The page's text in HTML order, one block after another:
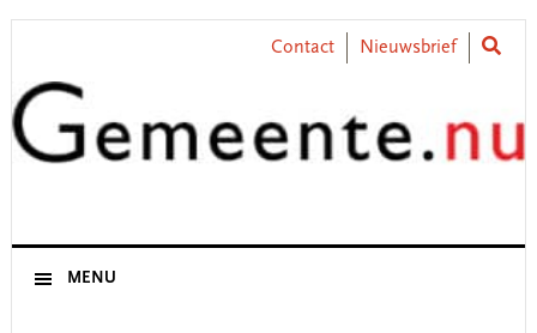
Skip
primary
navigation
Skip
content
Skip
primary
sidebar
Skip
footer
Contact Nieuwsbrief
MENU